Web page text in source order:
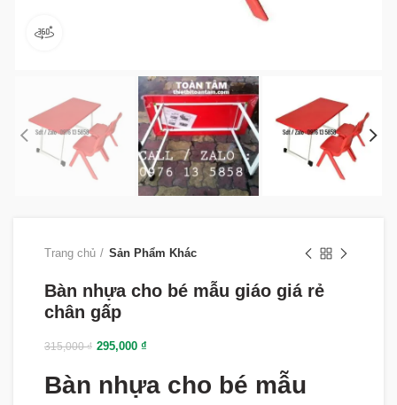
Trang chủ Sản Phẩm Khác
Bàn nhựa cho bé mẫu giáo giá rẻ
chân gấp
315,000₫ 295,000 ₫
Bàn nhựa cho bé mẫu